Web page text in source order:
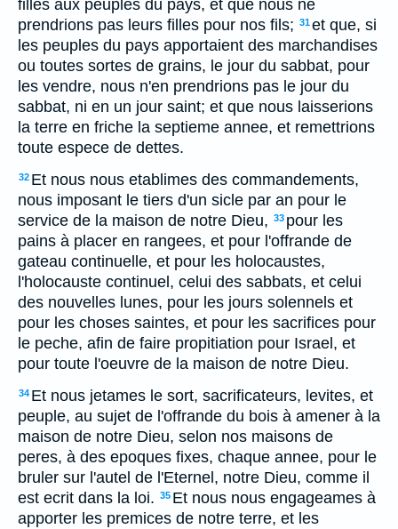
filles aux peuples du pays, et que nous ne
prendrions pas leurs filles pour nos fils; 31et que, si
les peuples du pays apportaient des marchandises
ou toutes sortes de grains, le jour du sabbat, pour
les vendre, nous n'en prendrions pas le jour du
sabbat, ni en un jour saint; et que nous laisserions
la terre en friche la septieme annee, et remettrions
toute espece de dettes.
32 Et nous nous etablimes des commandements,
nous imposant le tiers d'un sicle par an pour le
service de la maison de notre Dieu, 33 pour les
pains à placer en rangees, et pour l'offrande de
gateau continuelle, et pour les holocaustes,
l'holocauste continuel, celui des sabbats, et celui
des nouvelles lunes, pour les jours solennels et
pour les choses saintes, et pour les sacrifices pour
le peche, afin de faire propitiation pour Israel, et
pour toute l'oeuvre de la maison de notre Dieu.
34 Et nous jetames le sort, sacrificateurs, levites, et
peuple, au sujet de l'offrande du bois à amener à la
maison de notre Dieu, selon nos maisons de
peres, à des epoques fixes, chaque annee, pour le
bruler sur l'autel de l'Eternel, notre Dieu, comme il
est ecrit dans la loi. 35 Et nous nous engageames à
apporter les premices de notre terre, et les